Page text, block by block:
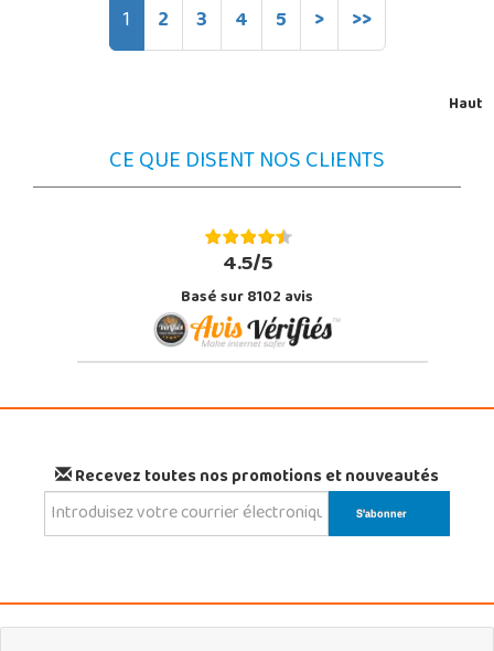
1 2 3 4 5 > >>
Haut
CE QUE DISENT NOS CLIENTS
4.5/5
Basé sur 8102 avis
Recevez toutes nos promotions et nouveautés